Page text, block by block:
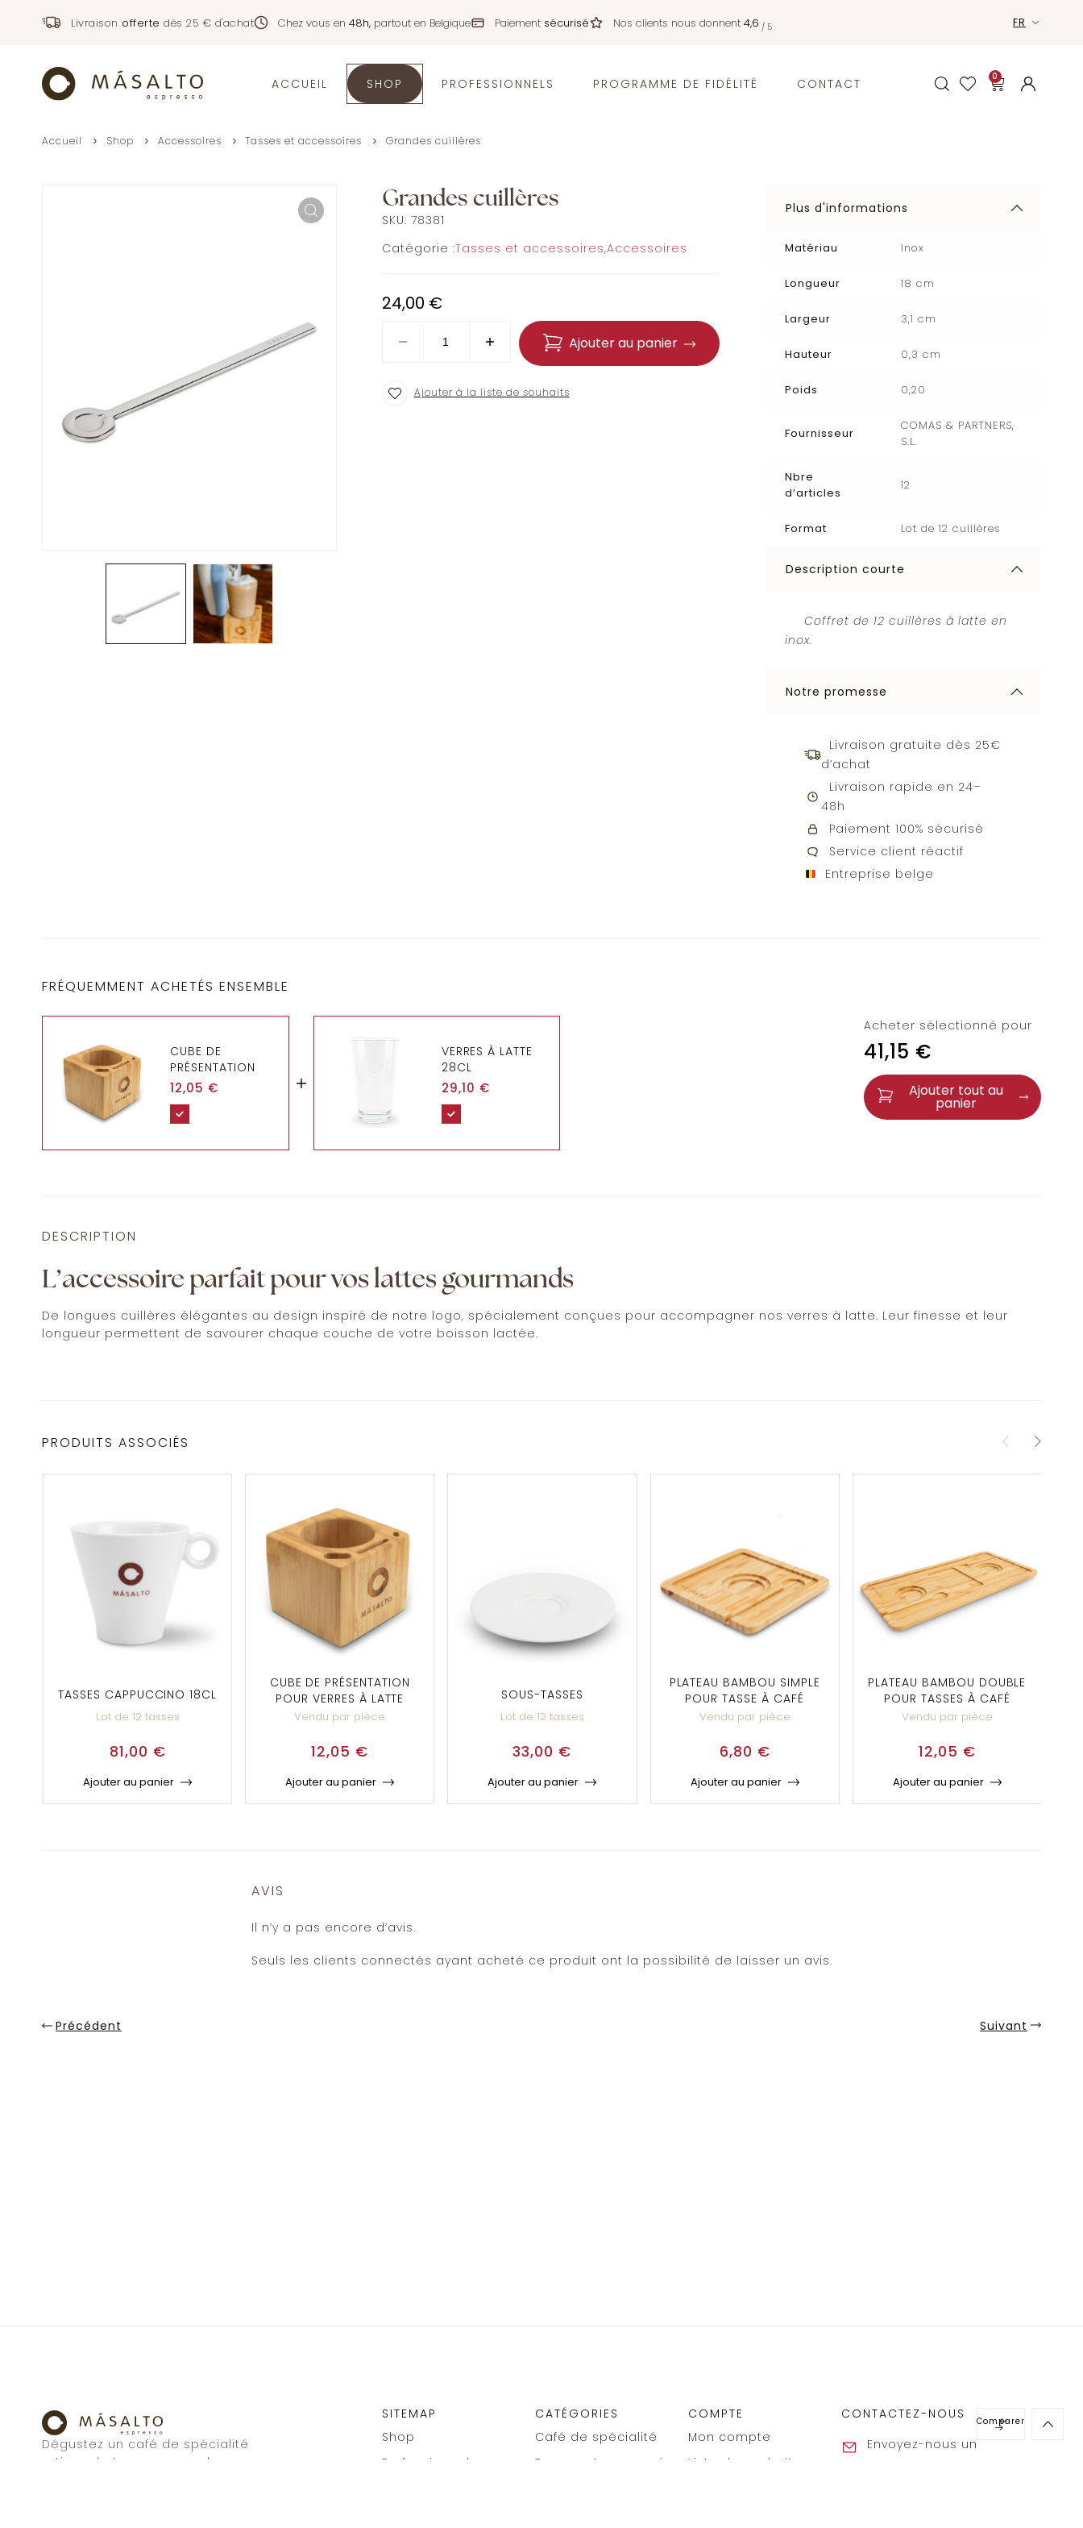
Livraison offerte dès 25 € d'achat Chez vous en 48h, partout en Belgique Paiement sécurisé Nos clients nous donnent 4,6 / 5 FR
ACCUEIL SHOP PROFESSIONNELS PROGRAMME DE FIDÉLITÉ CONTACT 0
Accueil Shop Accessoires Tasses et accessoires Grandes cuillères
Grandes cuillères
SKU: 78381
Catégorie :Tasses et accessoires,Accessoires
24,00 €
Ajouter au panier
Ajouter à la liste de souhaits
Plus d'informations
Matériau Inox
Longueur 18 cm
Largeur 3,1 cm
Hauteur 0,3 cm
Poids 0,20
Fournisseur
COMAS & PARTNERS,
S.L.
Nbre
d’articles
12
Format Lot de 12 cuillères
Description courte
Coffret de 12 cuillères à latte en
inox.
Notre promesse
Livraison gratuite dès 25€
d’achat
Livraison rapide en 24–
48h
Paiement 100% sécurisé
Service client réactif
Entreprise belge
FRÉQUEMMENT ACHETÉS ENSEMBLE
CUBE DE
PRÉSENTATION
POUR VERRES À
LATTE
12,05 €
VERRES À LATTE
28CL
29,10 €
Acheter sélectionné pour
41,15 €
Ajouter tout au
panier
DESCRIPTION
L’accessoire parfait pour vos lattes gourmands
De longues cuillères élégantes au design inspiré de notre logo, spécialement conçues pour accompagner nos verres à latte. Leur finesse et leur
longueur permettent de savourer chaque couche de votre boisson lactée.
PRODUITS ASSOCIÉS
TASSES CAPPUCCINO 18CL
Lot de 12 tasses
81,00 €
Ajouter au panier
CUBE DE PRÉSENTATION
POUR VERRES À LATTE
Vendu par pièce
12,05 €
Ajouter au panier
SOUS-TASSES
Lot de 12 tasses
33,00 €
Ajouter au panier
PLATEAU BAMBOU SIMPLE
POUR TASSE À CAFÉ
Vendu par pièce
6,80 €
Ajouter au panier
PLATEAU BAMBOU DOUBLE
POUR TASSES À CAFÉ
Vendu par pièce
12,05 €
Ajouter au panier
AVIS
Il n’y a pas encore d’avis.
Seuls les clients connectés ayant acheté ce produit ont la possibilité de laisser un avis.
Précédent Suivant
Dégustez un café de spécialité
artisanal et reconnu par les
SITEMAP
Shop
Professionnels
CATÉGORIES
Café de spécialité
Tasses et accessoires
COMPTE
Mon compte
Liste de souhaits
CONTACTEZ-NOUS
Envoyez-nous un
Comparer